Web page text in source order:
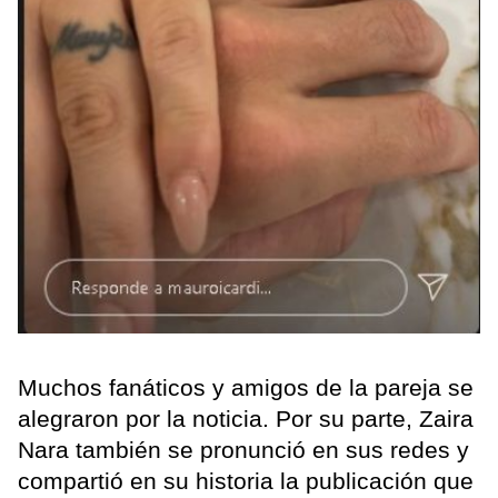
Muchos fanáticos y amigos de la pareja se
alegraron por la noticia. Por su parte, Zaira
Nara también se pronunció en sus redes y
compartió en su historia la publicación que